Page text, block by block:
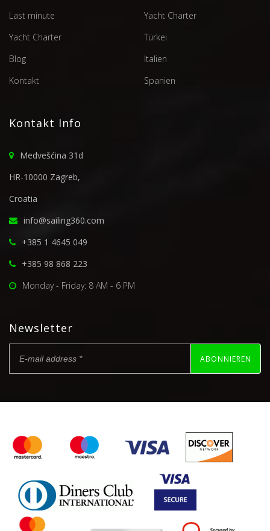
Last minute
Yacht Charter
Blog
Kontakt
Yacht Charter
Türkei
Italien
Spanien
Kontakt Info
Medvešćina 31d
HR-10000 Zagreb,
Croatia
info@sailing360.com
+385 1 4645 049
+385 98 868 223
Monday - Friday: 8 AM - 6 PM
Newsletter
ABONNIEREN